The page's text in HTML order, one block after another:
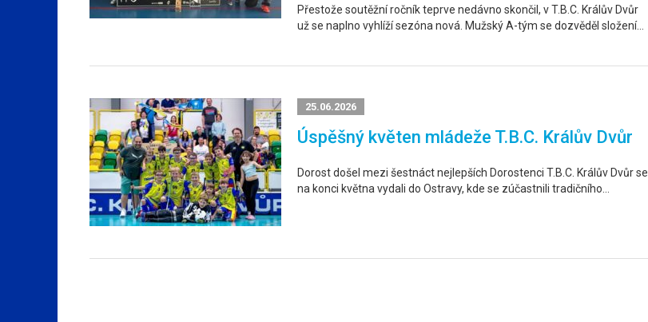
Přestože soutěžní ročník teprve nedávno skončil, v T.B.C. Králův Dvůr
už se naplno vyhlíží sezóna nová. Mužský A-tým se dozvěděl složení…
25.06.2026
Úspěšný květen mládeže T.B.C. Králův Dvůr
Dorost došel mezi šestnáct nejlepších Dorostenci T.B.C. Králův Dvůr se
na konci května vydali do Ostravy, kde se zúčastnili tradičního…